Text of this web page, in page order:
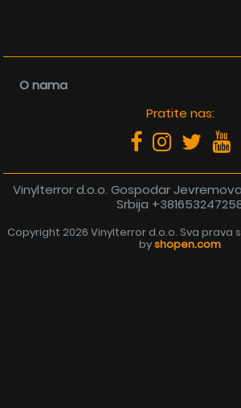
O nama
Pratite nas:
Vinylterror d.o.o. Gospodar Jevremova
Srbija
Copyright 2026 Vinylterror d.o.o. Sva prava
byshopen.com